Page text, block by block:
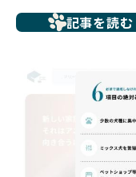
ち、健康面や社会性に
いるというケースも
っても大きな負担で
だからこそ、私たち
供すべきだと考えて
ゃんを家族のように
記事を読む